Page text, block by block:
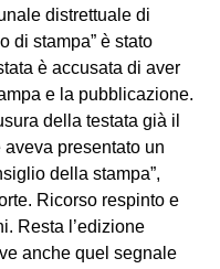
distrettuale di
di stampa” è stato
è accusata di aver
e la pubblicazione.
della testata già il
aveva presentato un
della stampa”,
Ricorso respinto e
Resta l’edizione
anche quel segnale